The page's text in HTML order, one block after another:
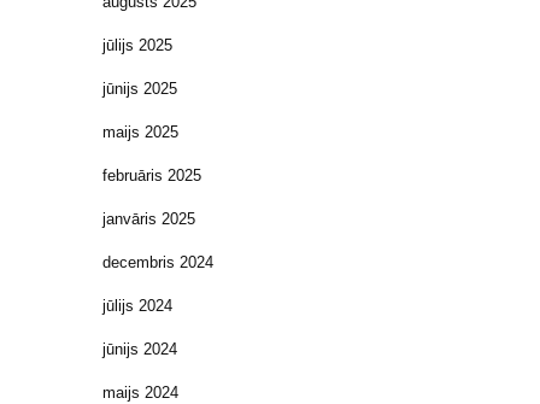
jūlijs 2025
jūnijs 2025
maijs 2025
februāris 2025
janvāris 2025
decembris 2024
jūlijs 2024
jūnijs 2024
maijs 2024